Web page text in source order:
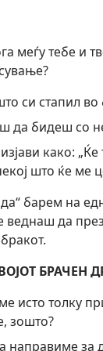
меѓу тебе и
си стапил во
да бидеш со
како: „Ќе
што ќе ме
барем на
да
БРАЧЕН
исто толку
зошто?
за